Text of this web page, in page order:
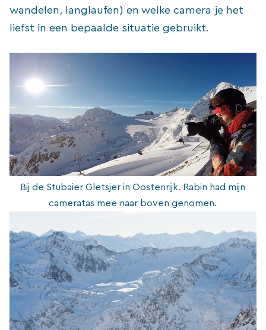
wandelen, langlaufen) en welke camera je het
liefst in een bepaalde situatie gebruikt.
Bij de Stubaier Gletsjer in Oostenrijk. Rabin had mijn
cameratas mee naar boven genomen.